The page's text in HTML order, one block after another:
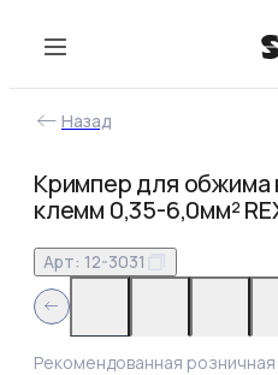
Назад
Кримпер для обжима
клемм 0,35-6,0мм²
Арт: 12-3031
Рекомендованная